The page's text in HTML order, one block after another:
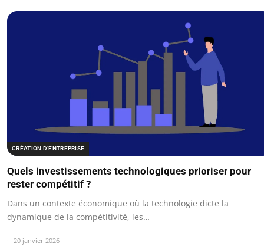
CRÉATION D’ENTREPRISE
Quels investissements technologiques prioriser pour
rester compétitif ?
Dans un contexte économique où la technologie dicte la
dynamique de la compétitivité, les…
20 janvier 2026